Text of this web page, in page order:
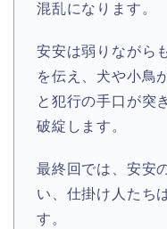
混乱になります。
安安は弱りながら
を伝え、犬や小鳥
と犯行の手口が突
破綻します。
最終回では、安安
い、仕掛け人たち
す。